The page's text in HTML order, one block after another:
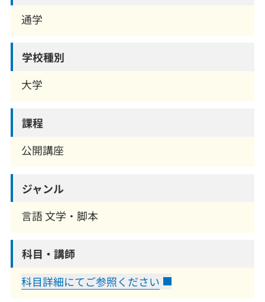
通学
学校種別
大学
課程
公開講座
ジャンル
言語 文学・脚本
科目・講師
科目詳細にてご参照ください